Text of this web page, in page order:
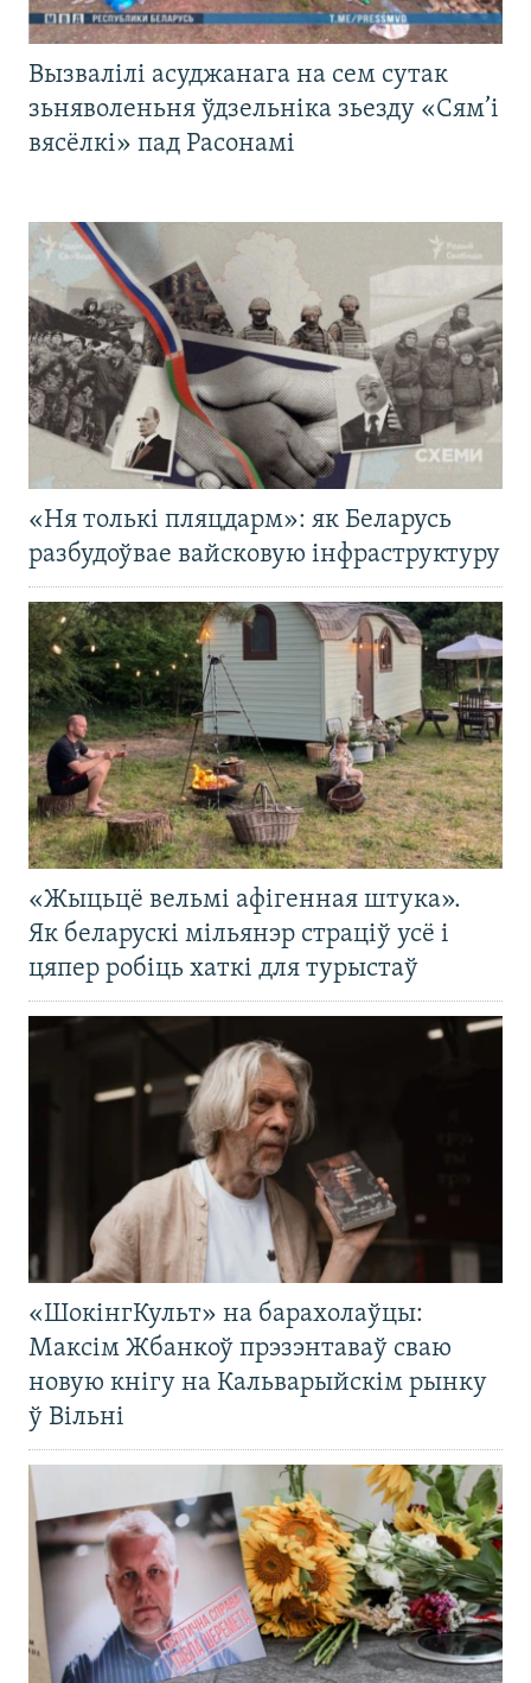
Вызвалілі асуджанага на сем сутак
зьняволеньня ўдзельніка зьезду «Сям’і
вясёлкі» пад Расонамі
«Ня толькі пляцдарм»: як Беларусь
разбудоўвае вайсковую інфраструктуру
«Жыцьцё вельмі афігенная штука».
Як беларускі мільянэр страціў усё і
цяпер робіць хаткі для турыстаў
«ШокінгКульт» на барахолаўцы:
Максім Жбанкоў прэзэнтаваў сваю
новую кнігу на Кальварыйскім рынку
ў Вільні